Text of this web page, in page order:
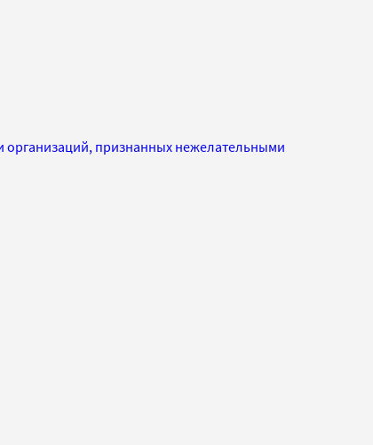
организаций, признанных нежелательными